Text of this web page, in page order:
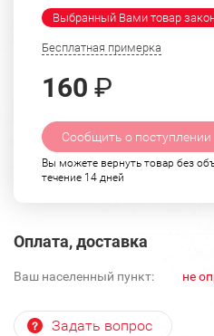
Выбранный Вами товар
Бесплатная примерка
160 ₽
Сообщить о поступлении
Вы можете вернуть товар без
течение 14 дней
Оплата, доставка
Ваш населенный пункт: не
Задать вопрос